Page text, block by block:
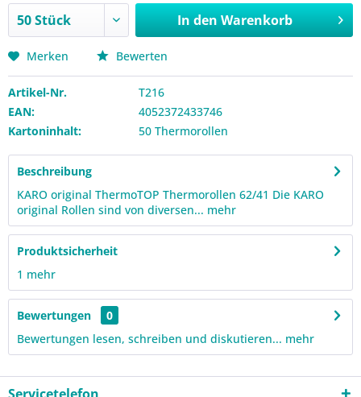
In den Warenkorb
Merken Bewerten
Artikel-Nr.
T216
EAN:
4052372433746
Kartoninhalt:
50 Thermorollen
Beschreibung
KARO original ThermoTOP Thermorollen 62/41 Die KARO
original Rollen sind von diversen... mehr
Produktsicherheit
1 mehr
Bewertungen
0
Bewertungen lesen, schreiben und diskutieren... mehr